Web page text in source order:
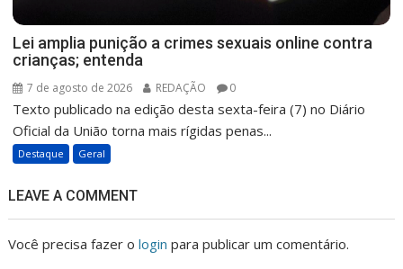
Lei amplia punição a crimes sexuais online contra
crianças; entenda
7 de agosto de 2026 REDAÇÃO 0
Texto publicado na edição desta sexta-feira (7) no Diário
Oficial da União torna mais rígidas penas...
Destaque Geral
LEAVE A COMMENT
Você precisa fazer ologin para publicar um comentário.